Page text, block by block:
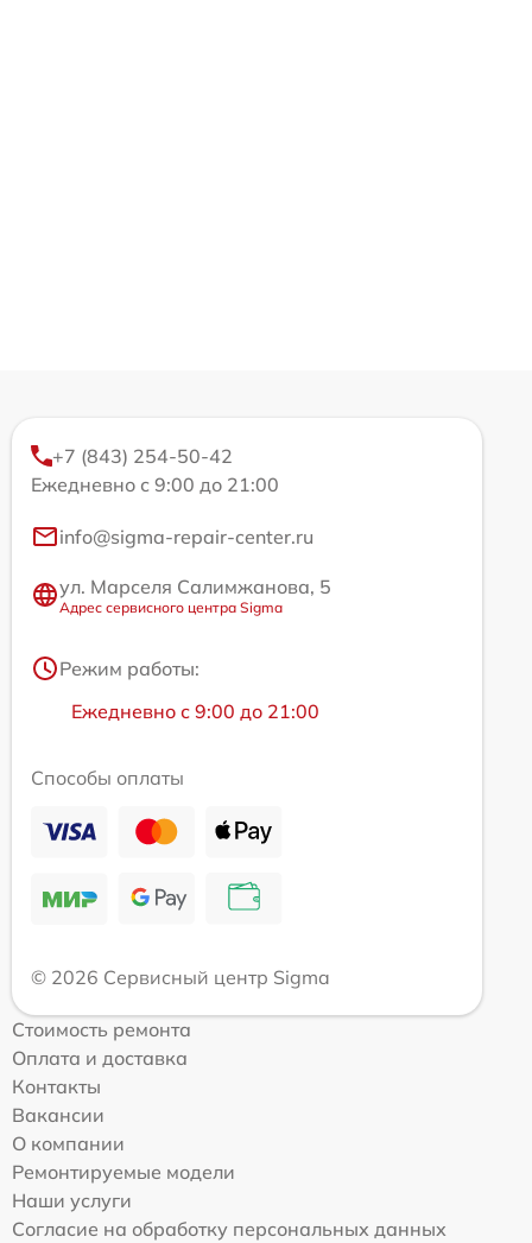
+7 (843) 254-50-42
Ежедневно с 9:00 до 21:00
info@sigma-repair-center.ru
ул. Марселя Салимжанова, 5
Адрес сервисного центра Sigma
Режим работы:
Ежедневно с 9:00 до 21:00
Способы оплаты
© 2026 Сервисный центр Sigma
Стоимость ремонта
Оплата и доставка
Контакты
Вакансии
О компании
Ремонтируемые модели
Наши услуги
Согласие на обработку персональных данных